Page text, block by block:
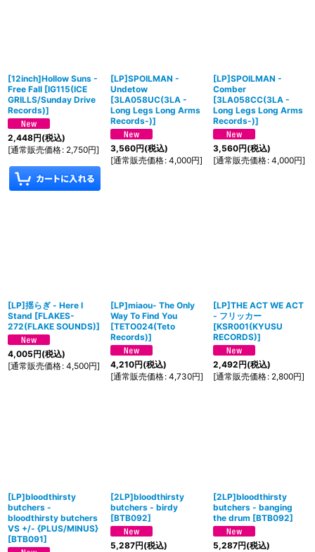
[12inch]Hollow Suns -
Free Fall [IG115(ICE
GRILLS/Sunday Drive
Records)]
2,448円(税込)
[通常販売価格: 2,750円]
[LP]SPOILMAN -
Undetow
[3LA058UC(3LA -
Long Legs Long Arms
Records-)]
3,560円(税込)
[通常販売価格: 4,000円]
[LP]SPOILMAN -
Comber
[3LA058CC(3LA -
Long Legs Long Arms
Records-)]
3,560円(税込)
[通常販売価格: 4,000円]
[LP]揺らぎ - Here I
Stand [FLAKES-
272(FLAKE SOUNDS)]
4,005円(税込)
[通常販売価格: 4,500円]
[LP]miaou- The Only
Way To Find You
[TETO024(Teto
Records)]
4,210円(税込)
[通常販売価格: 4,730円]
[LP]THE ACT WE ACT
- フリッカー
[KSR001(KYUSU
RECORDS)]
2,492円(税込)
[通常販売価格: 2,800円]
[LP]bloodthirsty
butchers -
bloodthirsty butchers
VS +/- {PLUS/MINUS}
[BTB091]
[2LP]bloodthirsty
butchers - birdy
[BTB092]
5,287円(税込)
[2LP]bloodthirsty
butchers - banging
the drum [BTB092]
5,287円(税込)